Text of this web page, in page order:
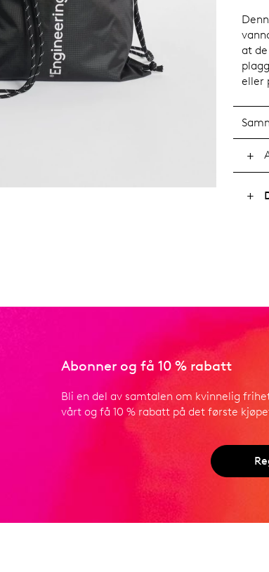
at
eller
Abonner og få 10 % rabatt
Bli en del av samtalen om kvinnelig
vårt og få 10 % rabatt på det første